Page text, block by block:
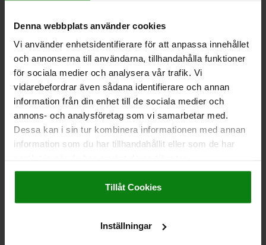
Denna webbplats använder cookies
Vi använder enhetsidentifierare för att anpassa innehållet
och annonserna till användarna, tillhandahålla funktioner
för sociala medier och analysera vår trafik. Vi
vidarebefordrar även sådana identifierare och annan
information från din enhet till de sociala medier och
annons- och analysföretag som vi samarbetar med.
Dessa kan i sin tur kombinera informationen med annan
information som du har tillhandahållit eller som de har
Impressum|Dataskydd|AGB
Tillåt Cookies
Inställningar
STÖDBULT STIFTFORM, FORM:D INNERGÄNGA
D=M10, D1=6, H=30, SW=17, SEGHÄRDAT STÅL
SEGHÄRDAT OCH BRUNERAT
P=10 SW=17
02027-2100630